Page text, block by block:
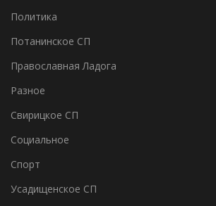
Политика
Потанинское СП
Православная Ладога
Разное
Свирицкое СП
Социальное
Спорт
Усадищенское СП